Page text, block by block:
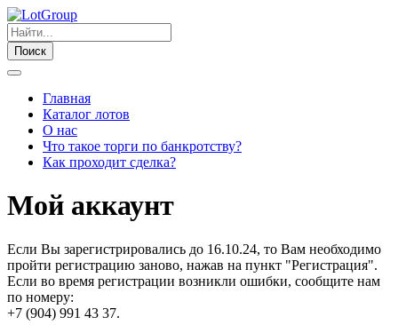
Поиск
Главная
Каталог лотов
О нас
Что такое торги по банкротству?
Как проходит сделка?
Мой аккаунт
Если Вы зарегистрировались до 16.10.24, то Вам необходимо
пройти регистрацию заново, нажав на пункт "Регистрация".
Если во время регистрации возникли ошибки, сообщите нам
по номеру:
+7 (904) 991 43 37.